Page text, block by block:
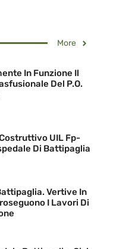
More
In Funzione Il
Del P.O.
UIL Fp-
Di Battipaglia
Vertive In
I Lavori Di